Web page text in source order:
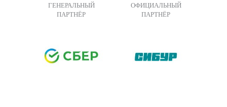
ГЕНЕРАЛЬНЫЙ
ПАРТНЁР
ОФИЦИАЛЬНЫЙ
ПАРТНЁР